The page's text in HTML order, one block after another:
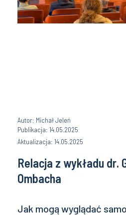
Autor: Michał Jeleń
Publikacja: 14.05.2025
Aktualizacja: 14.05.2025
Relacja z wykładu dr.
Ombacha
Jak mogą wyglądać